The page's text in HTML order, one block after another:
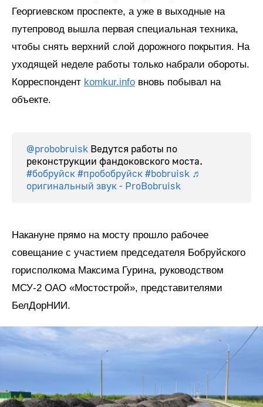
Георгиевском проспекте, а уже в выходные на
путепровод вышла первая специальная техника,
чтобы снять верхний слой дорожного покрытия. На
уходящей неделе работы только набрали обороты.
Корреспондент komkur.info вновь побывал на
объекте.
@probobruisk Ведутся работы по
реконструкции фандоковского моста.
#бобруйск#пробобруйск#bobruisk ♬
оригинальный звук - ProBobruisk
Накануне прямо на мосту прошло рабочее
совещание с участием председателя Бобруйского
горисполкома Максима Гурина, руководством
МСУ-2 ОАО «Мостострой», представителями
БелДорНИИ.